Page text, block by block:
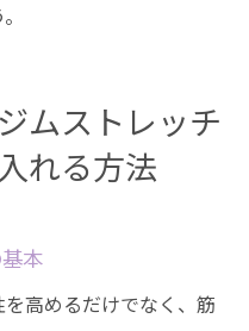
ムストレッチ
れる方法
本
高めるだけでなく、筋